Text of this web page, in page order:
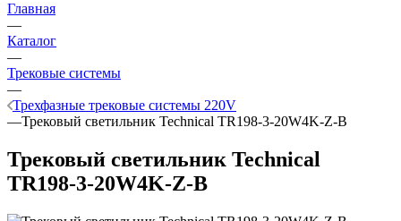
Главная
—
Каталог
—
Трековые системы
—
Трехфазные трековые системы 220V
—Трековый светильник Technical TR198-3-20W4K-Z-B
Трековый светильник Technical
TR198-3-20W4K-Z-B